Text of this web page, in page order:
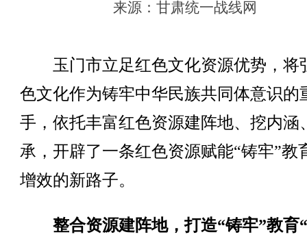
来源： 甘肃统一战线网
玉门市立足红色文化资源优势，将
色文化作为铸牢中华民族共同体意识的
手，依托丰富红色资源建阵地、挖内涵
承，开辟了一条红色资源赋能“铸牢”教
增效的新路子。
整合资源建阵地，打造“铸牢”教育